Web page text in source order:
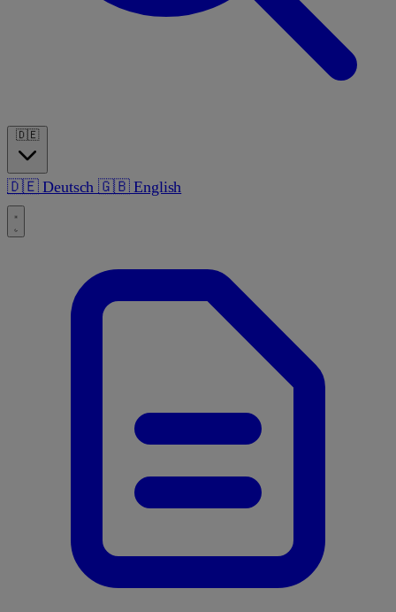
🇩🇪
🇩🇪Deutsch🇬🇧English